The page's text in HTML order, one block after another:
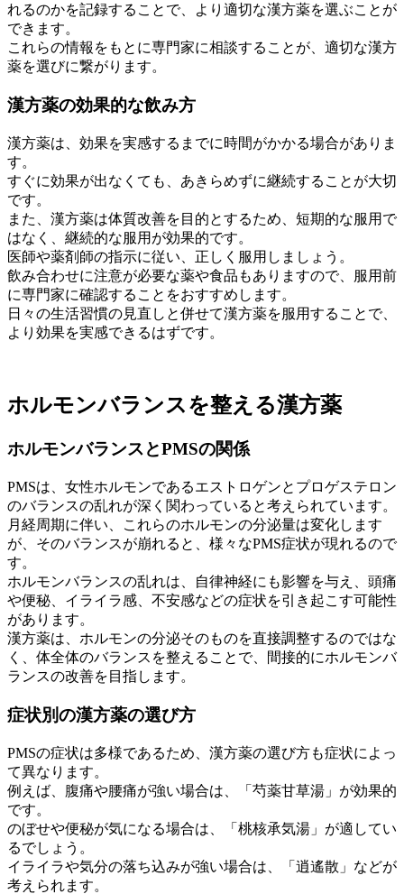
れるのかを記録することで、より適切な漢方薬を選ぶことが
できます。
これらの情報をもとに専門家に相談することが、適切な漢方
薬を選びに繋がります。
漢方薬の効果的な飲み方
漢方薬は、効果を実感するまでに時間がかかる場合がありま
す。
すぐに効果が出なくても、あきらめずに継続することが大切
です。
また、漢方薬は体質改善を目的とするため、短期的な服用で
はなく、継続的な服用が効果的です。
医師や薬剤師の指示に従い、正しく服用しましょう。
飲み合わせに注意が必要な薬や食品もありますので、服用前
に専門家に確認することをおすすめします。
日々の生活習慣の見直しと併せて漢方薬を服用することで、
より効果を実感できるはずです。
ホルモンバランスを整える漢方薬
ホルモンバランスとPMSの関係
PMSは、女性ホルモンであるエストロゲンとプロゲステロン
のバランスの乱れが深く関わっていると考えられています。
月経周期に伴い、これらのホルモンの分泌量は変化します
が、そのバランスが崩れると、様々なPMS症状が現れるので
す。
ホルモンバランスの乱れは、自律神経にも影響を与え、頭痛
や便秘、イライラ感、不安感などの症状を引き起こす可能性
があります。
漢方薬は、ホルモンの分泌そのものを直接調整するのではな
く、体全体のバランスを整えることで、間接的にホルモンバ
ランスの改善を目指します。
症状別の漢方薬の選び方
PMSの症状は多様であるため、漢方薬の選び方も症状によっ
て異なります。
例えば、腹痛や腰痛が強い場合は、「芍薬甘草湯」が効果的
です。
のぼせや便秘が気になる場合は、「桃核承気湯」が適してい
るでしょう。
イライラや気分の落ち込みが強い場合は、「逍遙散」などが
考えられます。